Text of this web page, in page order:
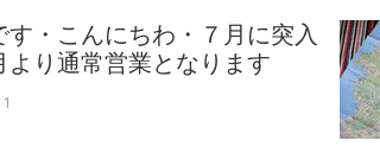
・こんにちわ・７月に突入
り通常営業となります
1